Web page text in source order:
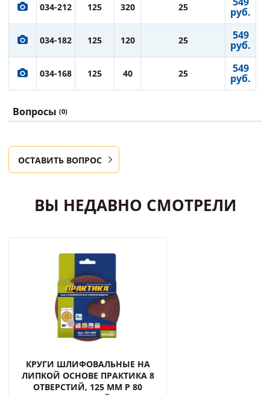
034-212 125 320 25 руб.
034-182 125 120 25 549
руб.
034-168 125 40 25 549
руб.
Вопросы (0)
ОСТАВИТЬ ВОПРОС
ВЫ НЕДАВНО СМОТРЕЛИ
КРУГИ ШЛИФОВАЛЬНЫЕ НА
ЛИПКОЙ ОСНОВЕ ПРАКТИКА 8
ОТВЕРСТИЙ, 125 ММ P 80